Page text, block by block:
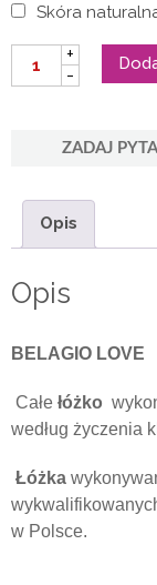
Skóra
ilość
Łóżko
do
+
-
ZADAJ
Opis
Opis
BELAGIO LOVE
Całe łóżko
według życzenia
Łóżka
w Polsce.